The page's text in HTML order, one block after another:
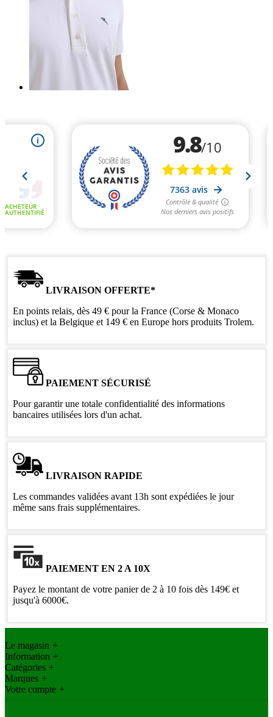
LIVRAISON OFFERTE*
En points relais, dès 49 € pour la France (Corse & Monaco
inclus) et la Belgique et 149 € en Europe hors produits Trolem.
PAIEMENT SÉCURISÉ
Pour garantir une totale confidentialité des informations
bancaires utilisées lors d'un achat.
LIVRAISON RAPIDE
Les commandes validées avant 13h sont expédiées le jour
même sans frais supplémentaires.
PAIEMENT EN 2 A 10X
Payez le montant de votre panier de 2 à 10 fois dès 149€ et
jusqu'à 6000€.
Le magasin +
Information +
Catégories +
Marques +
Votre compte +